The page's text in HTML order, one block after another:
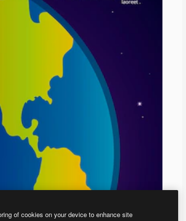
of cookies on your device to enhance site